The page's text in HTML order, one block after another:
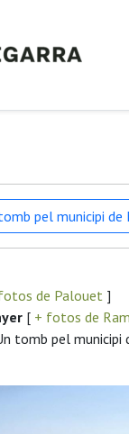
pel municipi de
de Palouet ]
[ + fotos de
tomb pel municipi